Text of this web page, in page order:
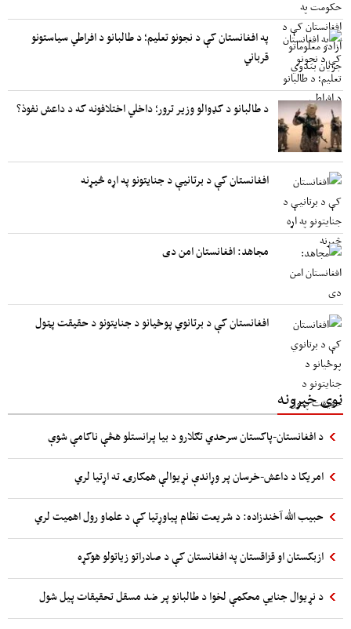
په افغانستان کې د نجونو تعلیم؛ د طالبانو د افراطي سیاستونو
قرباني
د طالبانو د کډوالو وزیر ترور؛ داخلي اختلافونه که د داعش نفوذ؟
افغانستان کې د برتانیې د جنایتونو په اړه څیړنه
مجاهد: افغانستان امن دی
افغانستان کې د برتانوي پوځیانو د جنایتونو د حقیقت پټول
نوی خبرونه
د افغانستان-پاکستان سرحدي تګلارو د بیا پرانستلو هڅې ناکامې شوې
امریکا د داعش-خرسان پر وړاندې نړیوالې همکارۍ ته اړتیا لري
حبیب الله آخندزاده: د شریعت نظام پیاوړتیا کې د علماو رول اهمیت لري
ازبکستان او قزاقستان په افغانستان کې د صادراتو زیاتولو هوکړه
د نړیوال جنایي محکمې لخوا د طالبانو پر ضد مسقل تحقیقات پیل شول